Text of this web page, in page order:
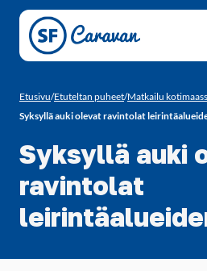
Siirry sivun sisältöön
Etusivu/Etuteltan puheet/Matkailu
Syksyllä auki olevat ravintolat
Syksyllä auki
ravintolat